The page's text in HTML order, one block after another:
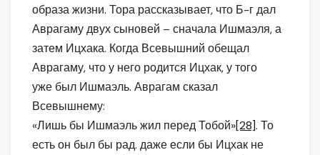
образа жизни. Тора рассказывает, что Б-г дал
Аврагаму двух сыновей – сначала Ишмаэля, а
затем Ицхака. Когда Всевышний обещал
Аврагаму, что у него родится Ицхак, у того
уже был Ишмаэль. Аврагам сказал
Всевышнему:
«Лишь бы Ишмаэль жил перед Тобой»[28]. То
есть он был бы рад. даже если бы Ицхак не